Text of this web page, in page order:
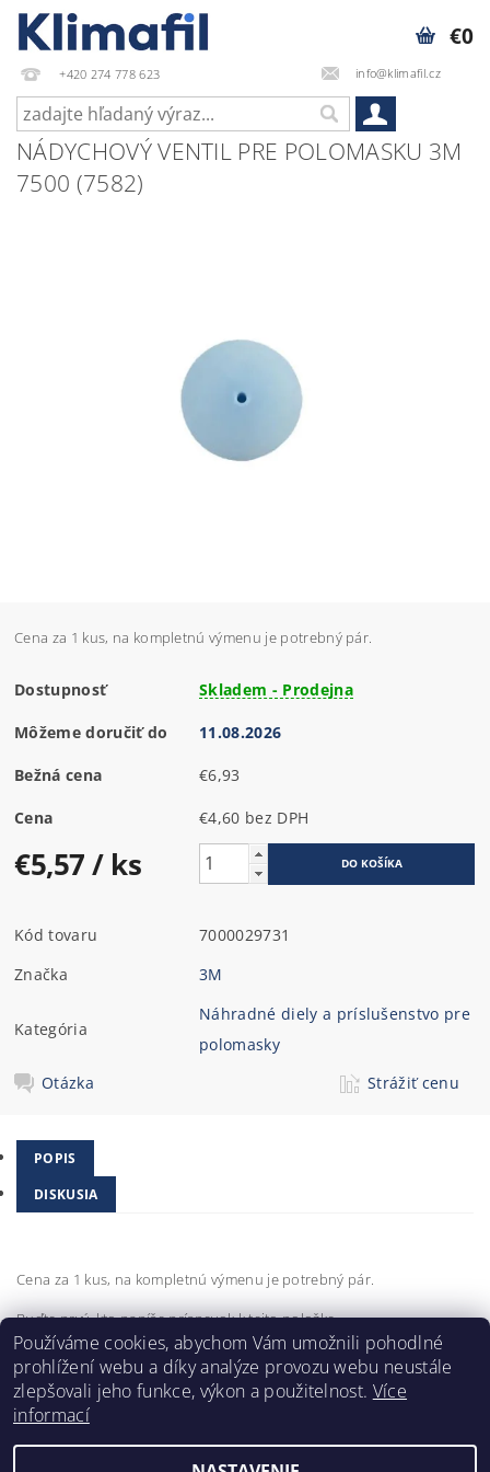
+420 274 778 623 info@klimafil.cz
€0
NÁDYCHOVÝ VENTIL PRE POLOMASKU 3M
7500 (7582)
Cena za 1 kus, na kompletnú výmenu je potrebný pár.
Dostupnosť Skladem - Prodejna
Môžeme doručiť do 11.08.2026
Bežná cena €6,93
Cena €4,60 bez DPH
€5,57/ ks
Kód tovaru
7000029731
Značka
3M
Kategória
Náhradné diely a príslušenstvo pre
polomasky
Otázka
Strážiť cenu
POPIS
DISKUSIA
Cena za 1 kus, na kompletnú výmenu je potrebný pár.
Buďte prvý, kto napíše príspevok k tejto položke.
Pridať komentár
Používáme cookies, abychom Vám umožnili pohodlné
prohlížení webu a díky analýze provozu webu neustále
zlepšovali jeho funkce, výkon a použitelnost. Více
informací